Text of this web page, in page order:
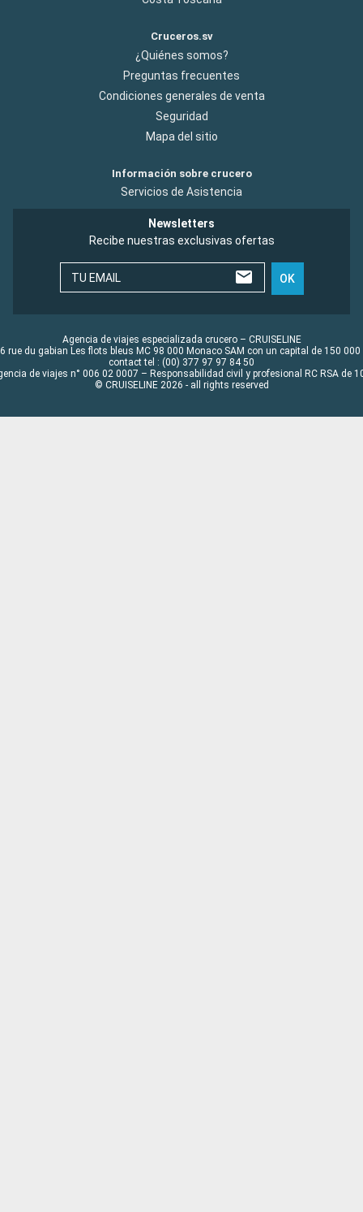
Cruceros.sv
¿Quiénes somos?
Preguntas frecuentes
Condiciones generales de venta
Seguridad
Mapa del sitio
Información sobre crucero
Servicios de Asistencia
Newsletters
Recibe nuestras exclusivas ofertas
TU EMAIL OK
Agencia de viajes especializada crucero – CRUISELINE
rue du gabian Les flots bleus MC 98 000 Monaco SAM con un capital de 150 000
contact tel : (00) 377 97 97 84 50
de viajes n° 006 02 0007 – Responsabilidad civil y profesional RC RSA de
© CRUISELINE 2026 - all rights reserved